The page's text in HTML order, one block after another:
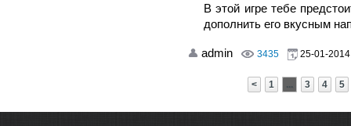
В этой игре тебе
дополнить его вкусным
admin 3435 25-01-
< 1 ... 3 4 5